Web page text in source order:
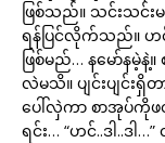
ဖြစ်သည်။ သင်းသင်း
ရန်ပြင်လိုက်သည်။ ဟ
ဖြစ်မည်… နမော်နမဲ့နဲ့
လဲမသိ။ ပျင်းပျင်း
ပေါ်လှဲကာ စာအုပ်
ရင်း… “ဟင်..ဒါ..ဒ